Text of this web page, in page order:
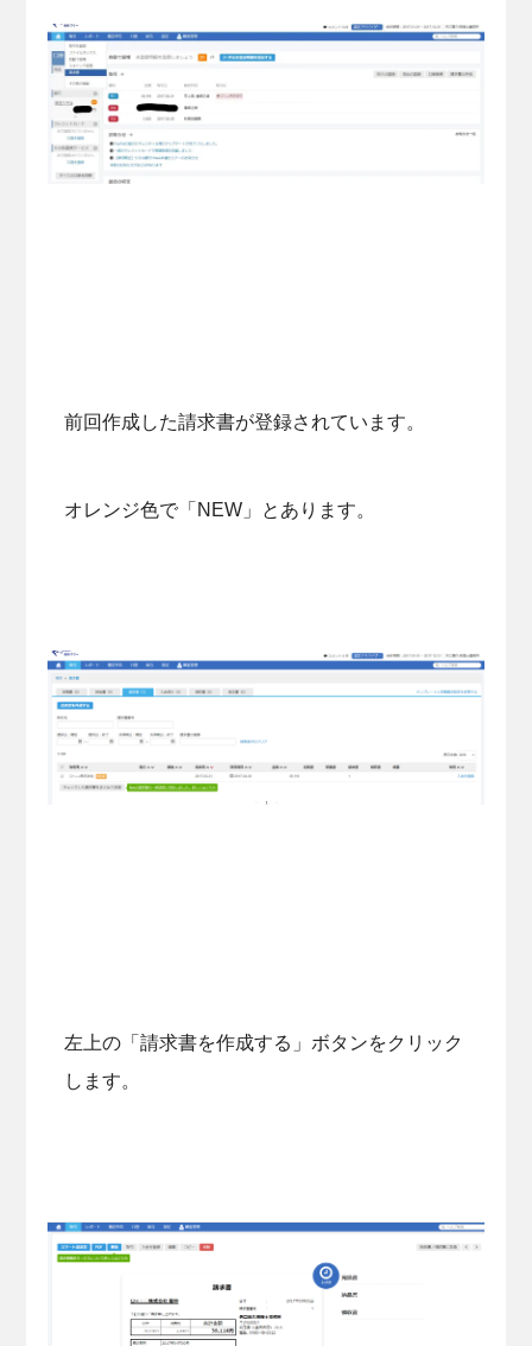
前回作成した請求書が登録されています。
オレンジ色で「NEW」とあります。
左上の「請求書を作成する」ボタンをクリック
します。